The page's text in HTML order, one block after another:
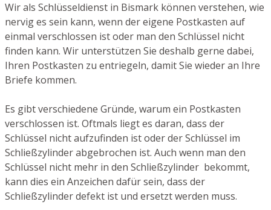
Wir als Schlüsseldienst in Bismark können verstehen, wie
nervig es sein kann, wenn der eigene Postkasten auf
einmal verschlossen ist oder man den Schlüssel nicht
finden kann. Wir unterstützen Sie deshalb gerne dabei,
Ihren Postkasten zu entriegeln, damit Sie wieder an Ihre
Briefe kommen.
Es gibt verschiedene Gründe, warum ein Postkasten
verschlossen ist. Oftmals liegt es daran, dass der
Schlüssel nicht aufzufinden ist oder der Schlüssel im
Schließzylinder abgebrochen ist. Auch wenn man den
Schlüssel nicht mehr in den Schließzylinder bekommt,
kann dies ein Anzeichen dafür sein, dass der
Schließzylinder defekt ist und ersetzt werden muss.